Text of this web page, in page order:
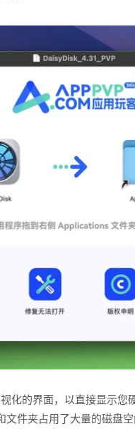
化的界面，以直接显示
件夹占用了大量的磁盘空